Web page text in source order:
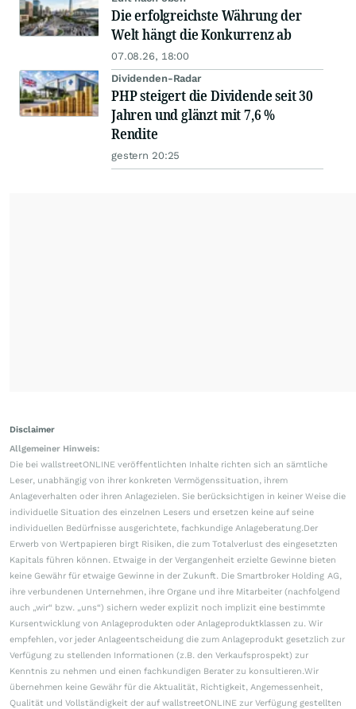
Die erfolgreichste Währung der
Welt hängt die Konkurrenz ab
07.08.26, 18:00
Dividenden-Radar
PHP steigert die Dividende seit 30
Jahren und glänzt mit 7,6 %
Rendite
gestern 20:25
Disclaimer
Allgemeiner Hinweis:
Die bei wallstreetONLINE veröffentlichten Inhalte richten sich an sämtliche
Leser, unabhängig von ihrer konkreten Vermögenssituation, ihrem
Anlageverhalten oder ihren Anlagezielen. Sie berücksichtigen in keiner Weise die
individuelle Situation des einzelnen Lesers und ersetzen keine auf seine
individuellen Bedürfnisse ausgerichtete, fachkundige Anlageberatung.Der
Erwerb von Wertpapieren birgt Risiken, die zum Totalverlust des eingesetzten
Kapitals führen können. Etwaige in der Vergangenheit erzielte Gewinne bieten
keine Gewähr für etwaige Gewinne in der Zukunft. Die Smartbroker Holding AG,
ihre verbundenen Unternehmen, ihre Organe und ihre Mitarbeiter (nachfolgend
auch „wir“ bzw. „uns“) sichern weder explizit noch implizit eine bestimmte
Kursentwicklung von Anlageprodukten oder Anlageproduktklassen zu. Wir
empfehlen, vor jeder Anlageentscheidung die zum Anlageprodukt gesetzlich zur
Verfügung zu stellenden Informationen (z.B. den Verkaufsprospekt) zur
Kenntnis zu nehmen und einen fachkundigen Berater zu konsultieren.Wir
übernehmen keine Gewähr für die Aktualität, Richtigkeit, Angemessenheit,
Qualität und Vollständigkeit der auf wallstreetONLINE zur Verfügung gestellten